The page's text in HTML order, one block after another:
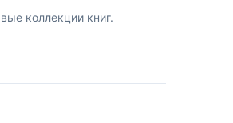
коллекции книг.